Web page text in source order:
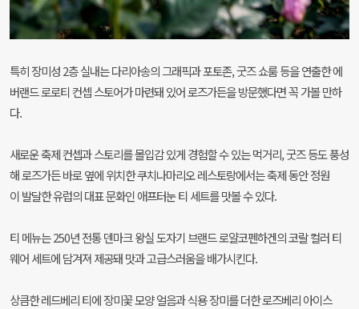
특히 장미성 2층 실내는 다리아송의 그래픽과 포토존, 굿즈 쇼룸 등을 연출한 에
버랜드 로로티 컨셉 스토어가 마련돼 있어 로즈가든을 방문했다면 꼭 가볼 만하
다.
새로운 축제 컨셉과 스토리를 몰입감 있게 경험할 수 있는 먹거리, 굿즈 등도 풍성
해 로즈가든 바로 옆에 위치한 쿠치나마리오 레스토랑에서는 축제 동안 정원
이 발달한 유럽의 대표 문화인 애프터눈 티 세트를 맛볼 수 있다.
티 메뉴는 250년 전통 덴마크 왕실 도자기 브랜드 로얄코펜하겐의 코랄 컬러 티
웨어 세트에 담겨져 제공돼 맛과 고급스러움을 배가시킨다.
상큼한 레드베리 티에 장미꽃 모양 얼음과 식용 장미를 더한 로즈베리 아이스